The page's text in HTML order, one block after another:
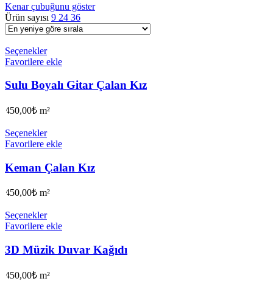
Kenar çubuğunu göster
Ürün sayısı 9 24 36
Seçenekler
Favorilere ekle
Sulu Boyalı Gitar Çalan Kız
450,00₺ m²
Seçenekler
Favorilere ekle
Keman Çalan Kız
450,00₺ m²
Seçenekler
Favorilere ekle
3D Müzik Duvar Kağıdı
450,00₺ m²